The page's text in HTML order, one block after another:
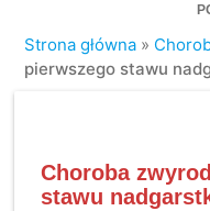
Strona główna »
pierwszego stawu
Choroba
stawu